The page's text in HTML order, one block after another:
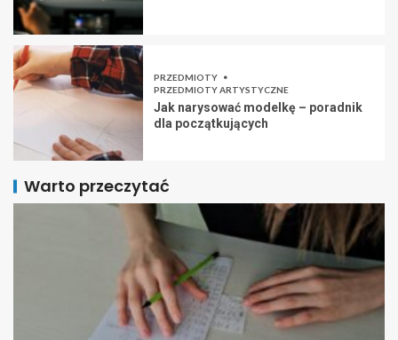
PRZEDMIOTY
PRZEDMIOTY ARTYSTYCZNE
Jak narysować modelkę – poradnik
dla początkujących
Warto przeczytać